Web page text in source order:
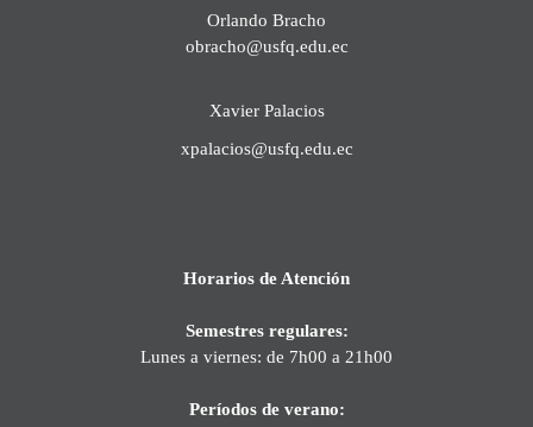
Orlando Bracho
obracho@usfq.edu.ec
Xavier Palacios
xpalacios@usfq.edu.ec
Horarios de Atención
Semestres regulares:
Lunes a viernes: de 7h00 a 21h00
Períodos de verano: